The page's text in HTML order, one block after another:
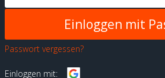
Passwort vergessen?
Einloggen mit: